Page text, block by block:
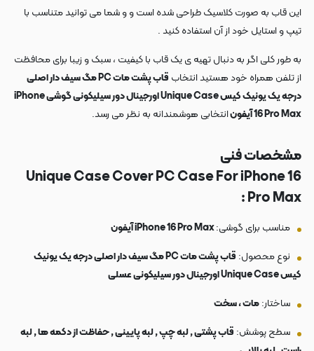
این قاب به صورت کلاسیک طراحی شده است و و شما می توانید متناسب با
تیپ و استایل خود از آن استفاده کنید .
به طور کلی اگر به دنبال تهیه ی یک قاب با کیفیت ، سبک و زیبا برای محافظت
از تلفن همراه خود هستید انتخاب
قاب پشت مات PC مگ سیف دار اصلی
درجه یک یونیک کیس Unique Case اورجینال دور سیلیکونی گوشی iPhone
16 Pro Max آیفون
انتخابی هوشمندانه به نظر می رسد.
مشخصات فنی
Unique Case Cover PC Case For iPhone 16
Pro Max :
مناسب برای گوشی:
نوع محصول:
قاب پشت مات PC مگ سیف دار اصلی درجه یک یونیک
کیس Unique Case اورجینال دور سیلیکونی عسلی
ساختار:مات ، سخت
سطح پوشش: قاب پشتی , لبه چپ , لبه پایینی , حفاظت از دکمه ها , لبه